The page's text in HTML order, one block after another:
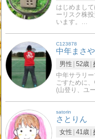
はじめまし
ーリスク株
います。…
C123878
中年まさ
男性 52歳
中年サラリ
ごすために
(山登り、ユ
satorin
さとりん
女性 41歳